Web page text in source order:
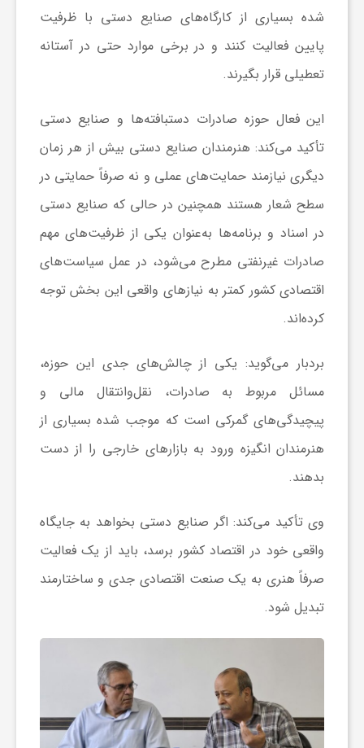
شده بسیاری از کارگاه‌های صنایع دستی با ظرفیت
پایین فعالیت کنند و در برخی موارد حتی در آستانه
تعطیلی قرار بگیرند.
این فعال حوزه صادرات دستبافته‌ها و صنایع دستی
تأکید می‌کند: هنرمندان صنایع دستی بیش از هر زمان
دیگری نیازمند حمایت‌های عملی و نه صرفاً حمایتی در
سطح شعار هستند همچنین در حالی که صنایع دستی
در اسناد و برنامه‌ها به‌عنوان یکی از ظرفیت‌های مهم
صادرات غیرنفتی مطرح می‌شود، در عمل سیاست‌های
اقتصادی کشور کمتر به نیازهای واقعی این بخش توجه
کرده‌اند.
بردبار می‌گوید: یکی از چالش‌های جدی این حوزه،
مسائل مربوط به صادرات، نقل‌وانتقال مالی و
پیچیدگی‌های گمرکی است که موجب شده بسیاری از
هنرمندان انگیزه ورود به بازارهای خارجی را از دست
بدهند.
وی تأکید می‌کند: اگر صنایع دستی بخواهد به جایگاه
واقعی خود در اقتصاد کشور برسد، باید از یک فعالیت
صرفاً هنری به یک صنعت اقتصادی جدی و ساختارمند
تبدیل شود.